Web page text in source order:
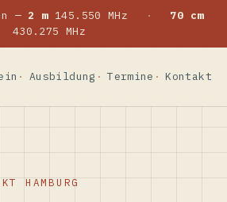
— 2 m145.550 MHz ·
70 cm
430.275 MHz
Ausbildung Termine Kontakt
HAMBURG